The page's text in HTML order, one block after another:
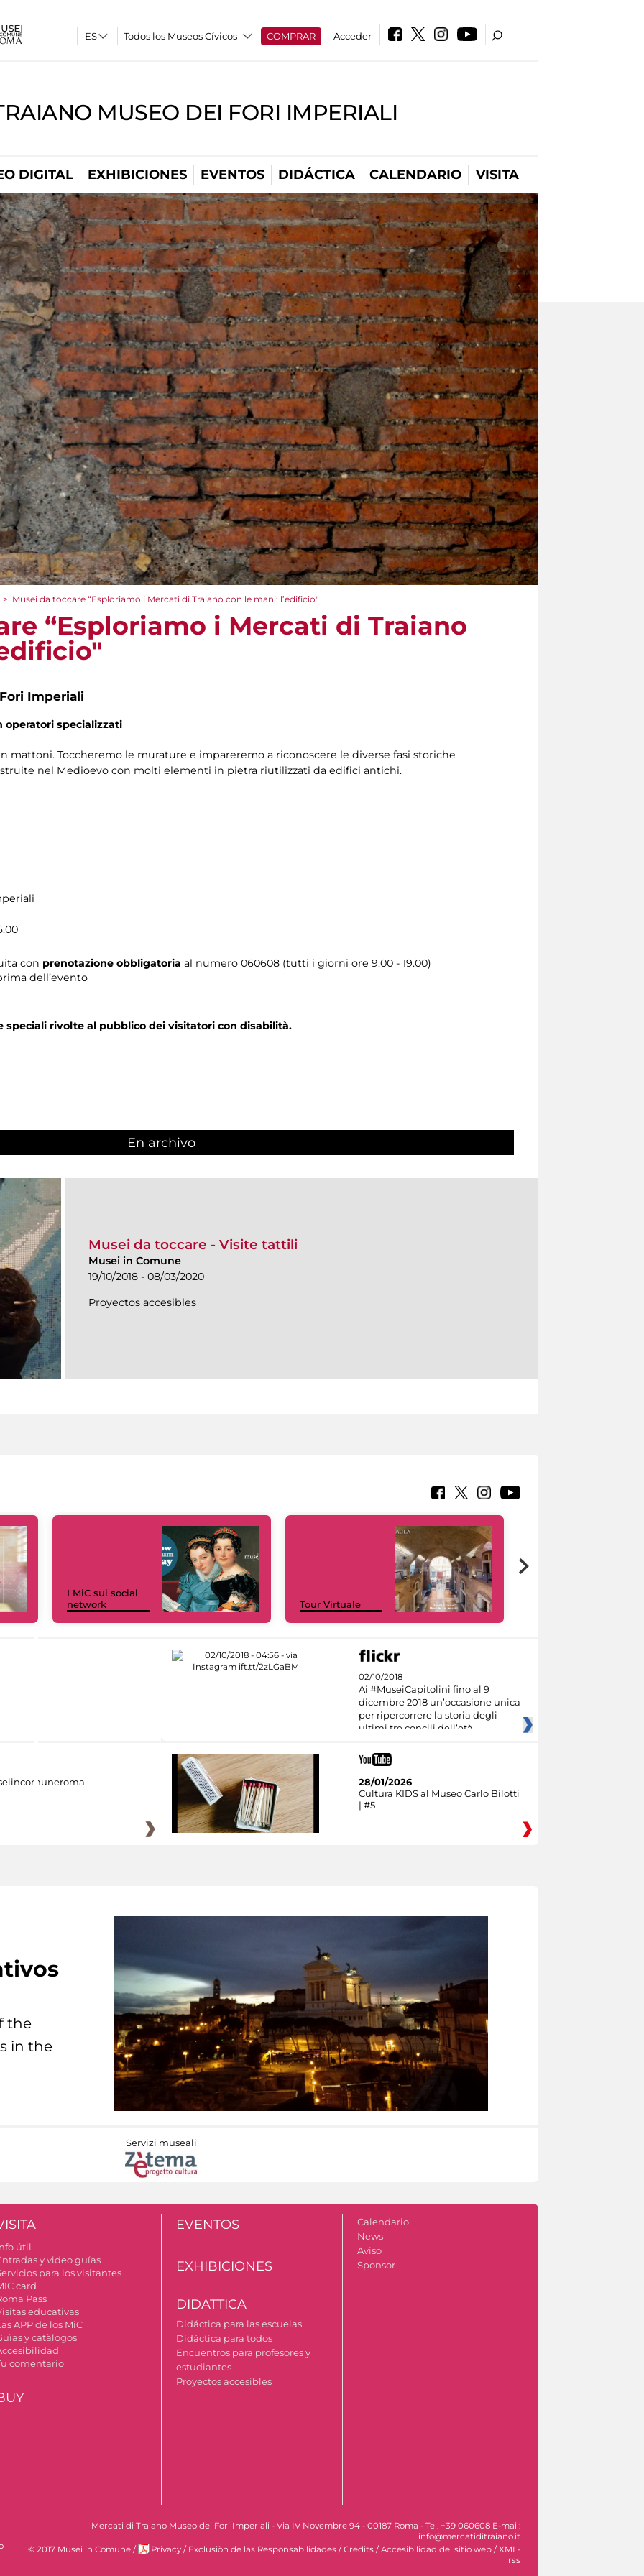
Todos los Museos Cívicos COMPRAR Acceder
MUSEO DEI FORI IMPERIALI
DIGITAL EXHIBICIONES EVENTOS DIDÁCTICA CALENDARIO VISITA
> Musei da toccare “Esploriamo i Mercati di Traiano con le mani: l’edificio"
“Esploriamo i Mercati di Traiano
Imperiali
specializzati
mattoni. Toccheremo le murature e impareremo a riconoscere le diverse fasi storiche
nel Medioevo con molti elementi in pietra riutilizzati da edifici antichi.
con prenotazione obbligatoria al numero 060608 (tutti i giorni ore 9.00 - 19.00)
dell’evento
speciali rivolte al pubblico dei visitatori con disabilità.
En archivo
Musei da toccare - Visite tattili
Musei in Comune
19/10/2018 - 08/03/2020
Proyectos accesibles
I MiC sui social
network
Tour Virtuale
02/10/2018
Ai #MuseiCapitolini fino al 9
dicembre 2018 un’occasione unica
per ripercorrere la storia degli
ultimi tre concili dell’età
28/01/2026
Cultura KIDS al Museo Carlo Bilotti
| #5
the
in the
Servizi museali
útil
y video guías
para los visitantes
card
Pass
educativas
APP de los MiC
y catàlogos
comentario
EVENTOS
EXHIBICIONES
DIDATTICA
Didáctica para las escuelas
Didáctica para todos
Encuentros para profesores y
estudiantes
Proyectos accesibles
Calendario
News
Aviso
Sponsor
Mercati di Traiano Museo dei Fori Imperiali - Via IV Novembre 94 - 00187 Roma - Tel. +39 060608 E-mail:
info@mercatiditraiano.it
© 2017 Musei in Comune / Privacy / Exclusiòn de las Responsabilidades /Credits /Accesibilidad del sitio web /XML-
rss